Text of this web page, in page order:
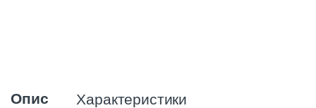
Опис Характеристики